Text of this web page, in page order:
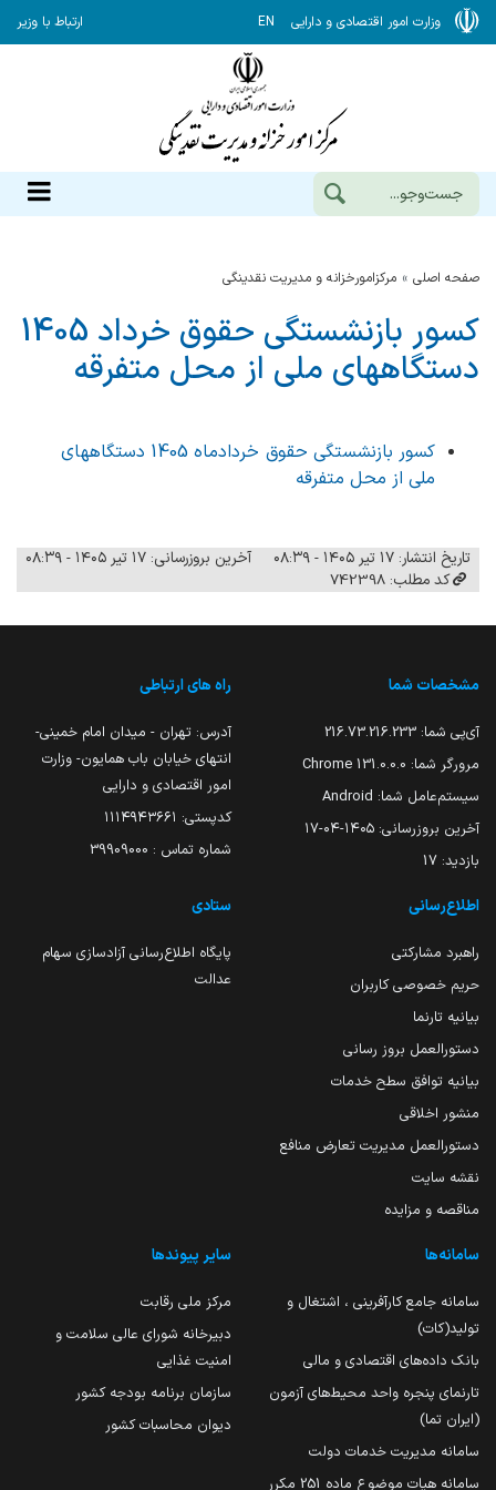
وزارت امور اقتصادی و دارایی EN ارتباط با وزیر
صفحه اصلی مرکزامورخزانه و مدیریت نقدینگی
کسور بازنشستگی حقوق خرداد 1405
دستگاههای ملی از محل متفرقه
کسور بازنشستگی حقوق خردادماه 1405 دستگاههای
ملی از محل متفرقه
تاریخ انتشار: ۱۷ تیر ۱۴۰۵ - ۰۸:۳۹
آخرین بروزرسانی: ۱۷ تیر ۱۴۰۵ - ۰۸:۳۹
کد مطلب: 742398
مشخصات شما
آی‌پی شما: 216.73.216.233
مرورگر شما: 131.0.0.0 Chrome
سیستم‌عامل شما: Android
آخرین بروزرسانی: ۱۴۰۵-۰۴-۱۷
بازدید: 17
راه های ارتباطی
آدرس: تهران - میدان امام خمینی-
انتهای خیابان باب همایون- وزارت
امور اقتصادی و دارایی
کدپستی: ۱۱۱۴۹۴۳۶۶۱
شماره تماس : 39909000
اطلاع‌رسانی
راهبرد مشارکتی
حریم خصوصی کاربران
بیانیه تارنما
دستورالعمل بروز رسانی
بیانیه توافق سطح خدمات
منشور اخلاقی
دستورالعمل مدیریت تعارض منافع
نقشه سایت
مناقصه و مزایده
ستادی
پایگاه اطلاع‌رسانی آزادسازی سهام
عدالت
سامانه‌ها
سامانه جامع کارآفرینی ، اشتغال و
تولید(کات)
بانک داده‌های اقتصادی و مالی
تارنمای پنجره واحد محیط‌های آزمون
(ایران تما)
سامانه مدیریت خدمات دولت
سامانه هیات موضوع ماده 251 مکرر
سایر پیوندها
مرکز ملی رقابت
دبیرخانه شورای عالی سلامت و
امنیت غذایی
سازمان برنامه بودجه کشور
دیوان محاسبات کشور